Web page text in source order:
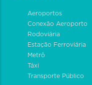
Aeroportos
Conexão Aeroporto
Rodoviária
Estação Ferroviária
Metrô
Táxi
Transporte Público